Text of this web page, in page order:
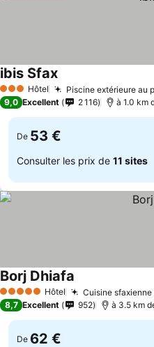
3 ÉtoilesHôtel Piscine extérieure au
ibis SfaxConsulter les prix
9,0 Excellent 2 116 à 1.0 km
De 53 €
Consulter les prix de 11 sites
5 Étoiles Hôtel Cuisine
Borj Dhiafa
8,7 Excellent 952 à 3.5 km
De 62 €